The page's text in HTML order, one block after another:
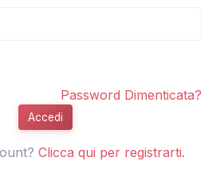
Password Dimenticata?
Accedi
Clicca qui per registrarti.